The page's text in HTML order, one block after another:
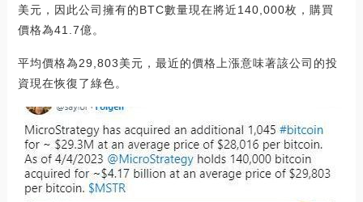
美元，因此公司擁有的BTC數量現在將近140,000枚，購買
價格為41.7億。
平均價格為29,803美元，最近的價格上漲意味著該公司的投
資現在恢復了綠色。